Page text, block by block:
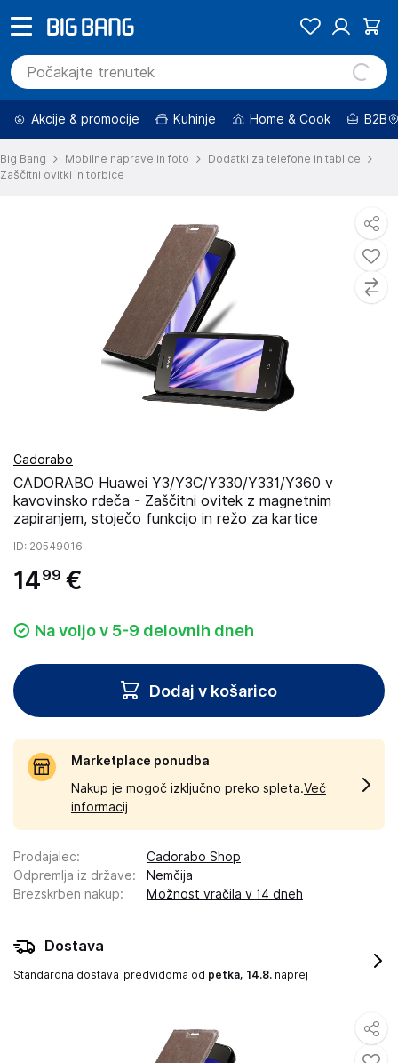
Akcije & promocije Kuhinje Home & Cook B2B
Big Bang Mobilne naprave in foto
Dodatki za telefone in tablice
Zaščitni ovitki in torbice
Cadorabo
CADORABO Huawei Y3/Y3C/Y330/Y331/Y360 v
kavovinsko rdeča - Zaščitni ovitek z magnetnim
zapiranjem, stoječo funkcijo in režo za kartice
ID: 20549016
1499 €
Na voljo v 5-9 delovnih dneh
Dodaj v košarico
Marketplace ponudba
Nakup je mogoč izključno preko spleta.Več
informacij
Prodajalec:
Cadorabo Shop
Odpremlja iz države:
Nemčija
Brezskrben nakup: Možnost vračila v 14 dneh
Dostava
Standardna dostava predvidoma od petka, 14.8. naprej